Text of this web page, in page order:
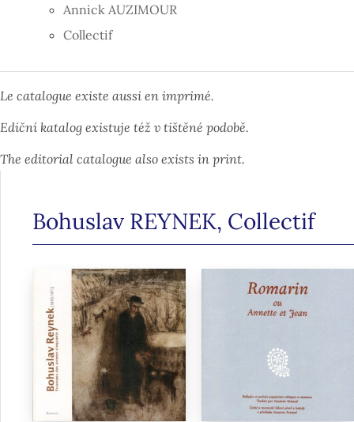
Annick AUZIMOUR
Collectif
Le catalogue existe aussi en imprimé.
Ediční katalog existuje též v tištěné podobě.
The editorial catalogue also exists in print.
Bohuslav REYNEK, Collectif